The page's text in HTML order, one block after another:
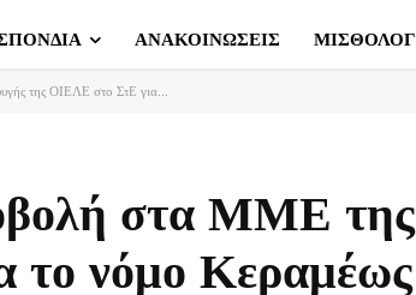
ΑΝΑΚΟΙΝΩΣΕΙΣ
της ΟΙΕΛΕ στο ΣτΕ για...
στα ΜΜΕ
το νόμο Κεραμέως